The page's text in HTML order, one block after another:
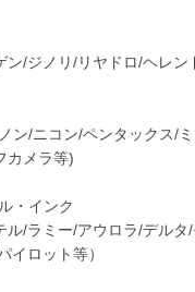
ン/ジノリ/リヤドロ/ヘレ
ン/ニコン/ペンタックス/
カメラ等)
・インク
ル/ラミー/アウロラ/デル
イロット等）